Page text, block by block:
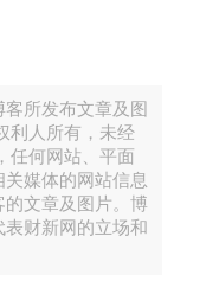
的地方税，即地
整权的税。三是
随着 财政
划给地方征收的
税。目前我国只
应然意义上和法
所发布文章及图
利人所有，未经
任何网站、平面
媒体的网站信息
文章及图片。博
财新网的立场和